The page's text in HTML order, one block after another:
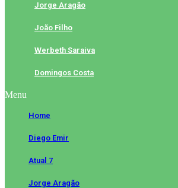
Jorge Aragão
João Filho
Werbeth Saraiva
Domingos Costa
Menu
Home
Diego Emir
Atual 7
Jorge Aragão